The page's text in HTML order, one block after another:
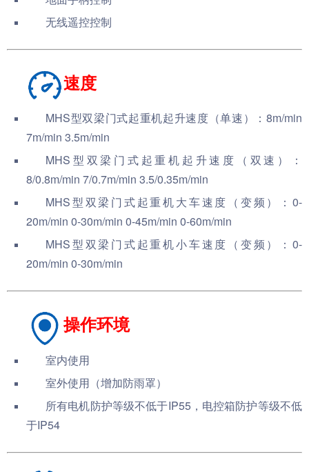
无线遥控控制
速度
MHS型双梁门式起重机起升速度（单速）：8m/min
7m/min 3.5m/min
MHS型双梁门式起重机 起升速度（双速）：
8/0.8m/min 7/0.7m/min 3.5/0.35m/min
MHS型双梁门式起重机大车速度（变频）：0-
20m/min 0-30m/min 0-45m/min 0-60m/min
MHS型双梁门式起重机小车速度（变频）：0-
20m/min 0-30m/min
操作环境
室内使用
室外使用（增加防雨罩）
所有电机防护等级不低于IP55，电控箱防护等级不低
于IP54